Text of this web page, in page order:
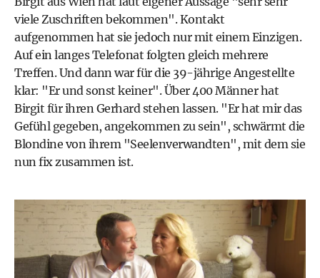
viele Zuschriften bekommen". Kontakt
aufgenommen hat sie jedoch nur mit einem Einzigen.
Auf ein langes Telefonat folgten gleich mehrere
Treffen. Und dann war für die 39-jährige Angestellte
klar: "Er und sonst keiner". Über 400 Männer hat
Birgit für ihren Gerhard stehen lassen. "Er hat mir das
Gefühl gegeben, angekommen zu sein", schwärmt die
Blondine von ihrem "Seelenverwandten", mit dem sie
nun fix zusammen ist.